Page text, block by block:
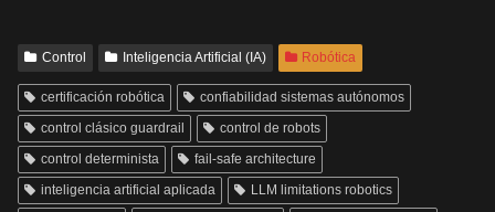
Control Inteligencia Artificial (IA) Robótica
certificación robótica
confiabilidad sistemas autónomos
control clásico guardrail
control de robots
control determinista
fail-safe architecture
inteligencia artificial aplicada
LLM limitations robotics